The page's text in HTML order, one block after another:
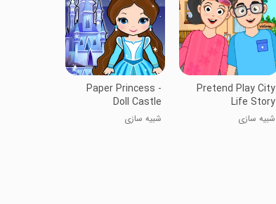
Pretend Play City
Life Story
شبیه سازی
Paper Princess -
Doll Castle
شبیه سازی